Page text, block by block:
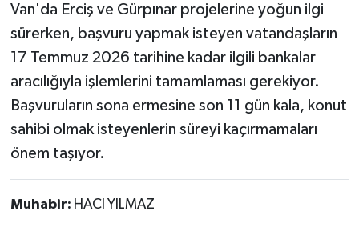
Van'da Erciş ve Gürpınar projelerine yoğun ilgi
sürerken, başvuru yapmak isteyen vatandaşların
17 Temmuz 2026 tarihine kadar ilgili bankalar
aracılığıyla işlemlerini tamamlaması gerekiyor.
Başvuruların sona ermesine son 11 gün kala, konut
sahibi olmak isteyenlerin süreyi kaçırmamaları
önem taşıyor.
Muhabir: HACI YILMAZ